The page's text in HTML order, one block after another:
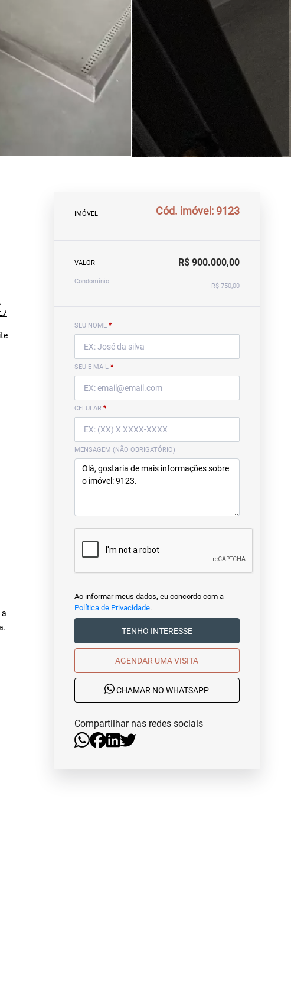
IMÓVEL Cód. imóvel: 9123
VALOR R$ 900.000,00
Condomínio
R$ 750,00
SEU NOME *
SEU E-MAIL *
CELULAR *
MENSAGEM (NÃO OBRIGATÓRIO)
Ao informar meus dados, eu concordo com a
Política de Privacidade.
TENHO INTERESSE
AGENDAR UMA VISITA
CHAMAR NO WHATSAPP
Compartilhar nas redes sociais